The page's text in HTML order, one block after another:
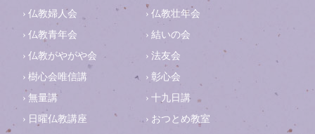
仏教婦人会
仏教壮年会
仏教青年会
結いの会
仏教がやがや会
法友会
樹心会唯信講
彰心会
無量講
十九日講
日曜仏教講座
おつとめ教室